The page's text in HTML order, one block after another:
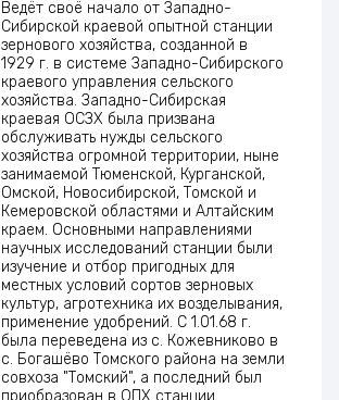
Ведёт своё начало от Западно-
Сибирской краевой опытной станции
зернового хозяйства, созданной в
1929 г. в системе Западно-Сибирского
краевого управления сельского
хозяйства. Западно-Сибирская
краевая ОСЗХ была призвана
обслуживать нужды сельского
хозяйства огромной территории, ныне
занимаемой Тюменской, Курганской,
Омской, Новосибирской, Томской и
Кемеровской областями и Алтайским
краем. Основными направлениями
научных исследований станции были
изучение и отбор пригодных для
местных условий сортов зерновых
культур, агротехника их возделывания,
применение удобрений. С 1.01.68 г.
была переведена из с. Кожевниково в
с. Богашёво Томского района на земли
совхоза "Томский", а последний был